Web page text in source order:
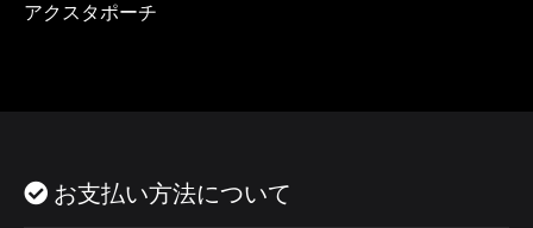
アクスタポーチ
お支払い方法について